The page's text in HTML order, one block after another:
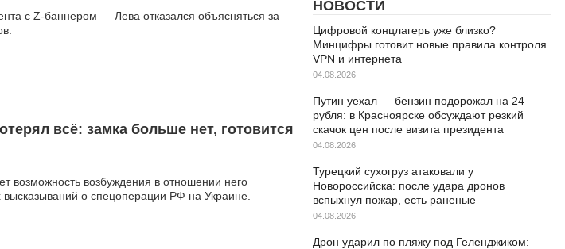
с Z-баннером — Лева отказался объясняться за
всё: замка больше нет, готовится
возможность возбуждения в отношении него
высказываний о спецоперации РФ на Украине.
НОВОСТИ
Цифровой концлагерь уже близко?
Минцифры готовит новые правила контроля
VPN и интернета
04.08.2026
Путин уехал — бензин подорожал на 24
рубля: в Красноярске обсуждают резкий
скачок цен после визита президента
04.08.2026
Турецкий сухогруз атаковали у
Новороссийска: после удара дронов
вспыхнул пожар, есть раненые
04.08.2026
Дрон ударил по пляжу под Геленджиком: